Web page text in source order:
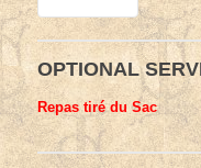
OPTIONAL
Repas tiré du Sac